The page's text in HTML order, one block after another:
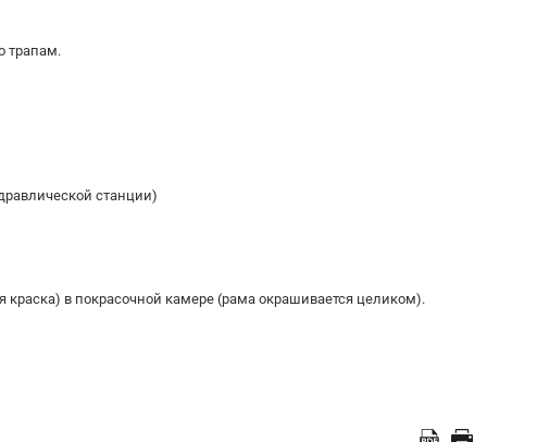
трапам.
станции)
краска) в покрасочной камере (рама окрашивается целиком).